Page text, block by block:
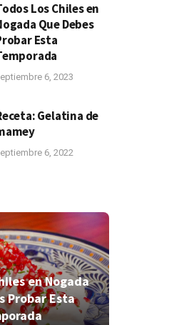
Los Chiles en
Que Debes
Esta
6, 2023
Gelatina de
6, 2022
en Nogada
Probar Esta